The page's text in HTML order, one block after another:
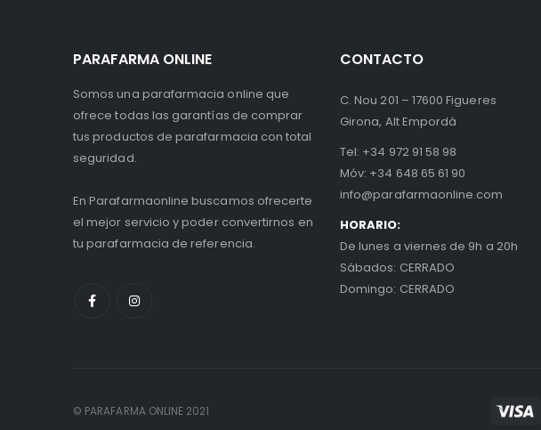
PARAFARMA ONLINE
Somos una parafarmacia online que
ofrece todas las garantías de comprar
tus productos de parafarmacia con total
seguridad.
En Parafarmaonline buscamos ofrecerte
el mejor servicio y poder convertirnos en
tu parafarmacia de referencia.
CONTACTO
C. Nou 201 – 17600 Figueres
Girona, Alt Empordà
Tel: +34 972 91 58 98
Móv: +34 648 65 61 90
info@parafarmaonline.com
HORARIO:
De lunes a viernes de 9h a 20h
Sábados: CERRADO
Domingo: CERRADO
© PARAFARMA ONLINE 2021